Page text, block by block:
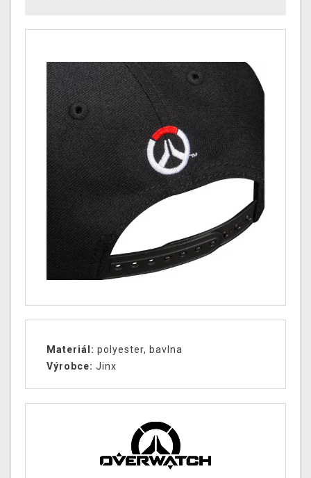
Materiál: polyester, bavlna
Výrobce: Jinx